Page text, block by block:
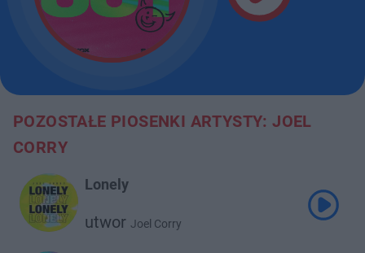
POZOSTAŁE PIOSENKI ARTYSTY: JOEL
CORRY
Lonely
utwor Joel Corry